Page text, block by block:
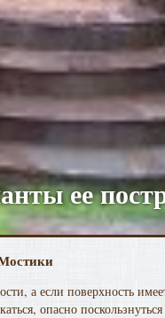
ее
а если поверхность
опасно